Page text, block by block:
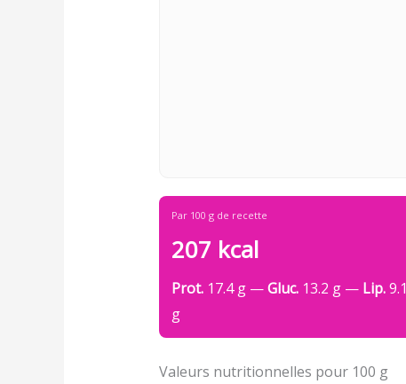
Par 100 g de recette
207 kcal
Prot.17.4 g —Gluc.13.2 g — Lip.9.1
g
Valeurs nutritionnelles pour 100 g